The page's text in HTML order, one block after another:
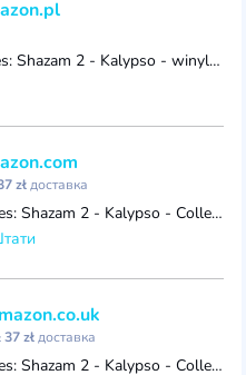
Funko Pop! Movies: Shazam 2 - Kalypso - winylowa figurka kolekcjonerska - pomysł na prezent - oficjalne towary handlowe - zabawka dla dzieci i dorosły
złдоставка
Funko POP! Movies: Shazam 2 - Kalypso - Collectable Vinyl Figure - Gift Idea - Official Merchandise - for Kids & Adults - Movies Fans - Model Figure f
37 złдоставка
Funko POP! Movies: Shazam 2 - Kalypso - Collectable Vinyl Figure - Gift Idea - Official Merchandise - Toys for Kids & Adults - Movies Fans - Model Fig